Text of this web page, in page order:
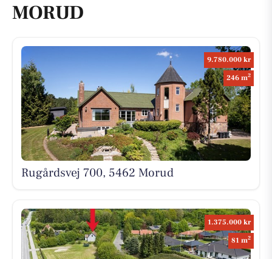
MORUD
9.780.000 kr
246 m2
Rugårdsvej 700, 5462 Morud
1.375.000 kr
81 m2